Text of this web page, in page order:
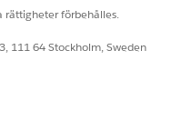
PROBLEM?
förbättra!
rättigheter förbehålles.
111 64 Stockholm, Sweden